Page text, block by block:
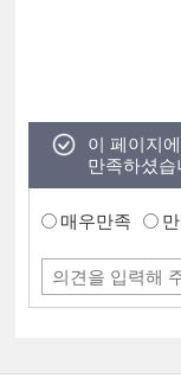
이 페이지
만족하셨습
매우만족